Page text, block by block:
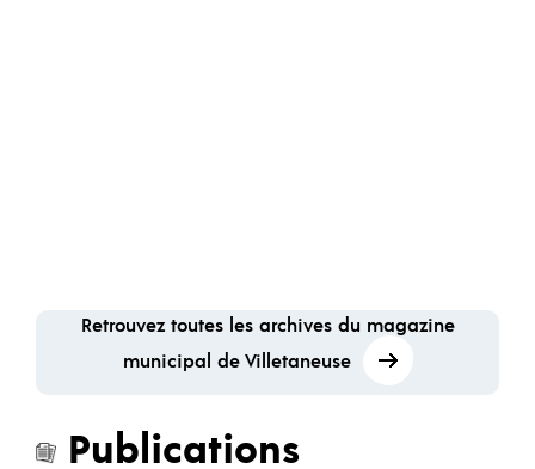
Retrouvez toutes les archives du magazine
municipal de Villetaneuse
Publications